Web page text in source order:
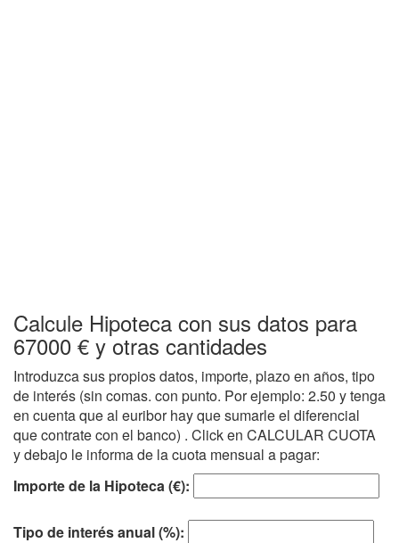
Calcule Hipoteca con sus datos para
67000 € y otras cantidades
Introduzca sus propios datos, importe, plazo en años, tipo
de interés (sin comas. con punto. Por ejemplo: 2.50 y tenga
en cuenta que al euribor hay que sumarle el diferencial
que contrate con el banco) . Click en CALCULAR CUOTA
y debajo le informa de la cuota mensual a pagar:
Importe de la Hipoteca (€):
Tipo de interés anual (%):